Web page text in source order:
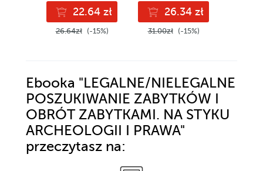
22.64 zł
26.64zł (-15%)
26.34 zł
31.00zł (-15%)
Ebooka "LEGALNE/NIELEGALNE
POSZUKIWANIE ZABYTKÓW I
OBRÓT ZABYTKAMI. NA STYKU
ARCHEOLOGII I PRAWA"
przeczytasz na: